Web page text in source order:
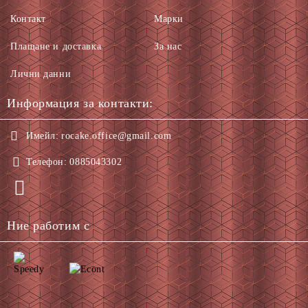
Контакт
Плащане и доставка
Лични данни
Марки
За нас
Информация за контакти:
Имейл: rocake.office@gmail.com
Телефон: 0885043302
Ние работим с